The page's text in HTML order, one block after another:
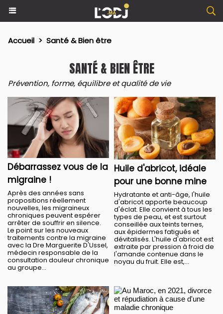
Accueil > Santé & Bien être
SANTÉ & BIEN ÊTRE
Prévention, forme, équilibre et qualité de vie
Débarrassez vous de la
migraine !
Après des années sans
propositions réellement
nouvelles, les migraineux
chroniques peuvent espérer
arrêter de souffrir en silence.
Le point sur les nouveaux
traitements contre la migraine
avec la Dre Marguerite D'Ussel,
médecin responsable de la
consultation douleur chronique
au groupe...
Huile d'abricot, idéale
pour une bonne mine
Hydratante et anti-âge, l'huile
d'abricot apporte beaucoup
d'éclat. Elle convient à tous les
types de peau, et est surtout
conseillée aux teints ternes,
aux épidermes fatigués et
dévitalisés. L'huile d'abricot est
extraite par pression à froid de
l'amande contenue dans le
noyau du fruit. Elle est,...